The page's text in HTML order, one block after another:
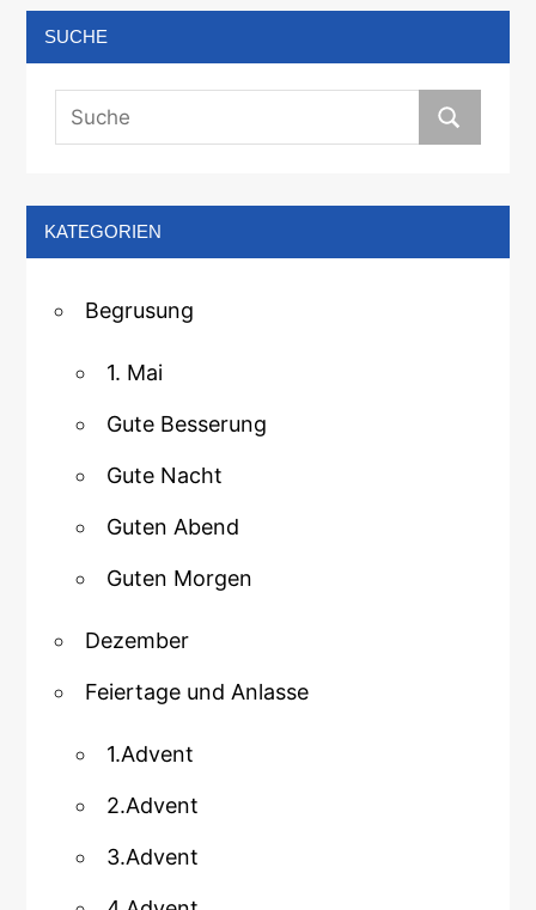
SUCHE
KATEGORIEN
Begrusung
1. Mai
Gute Besserung
Gute Nacht
Guten Abend
Guten Morgen
Dezember
Feiertage und Anlasse
1.Advent
2.Advent
3.Advent